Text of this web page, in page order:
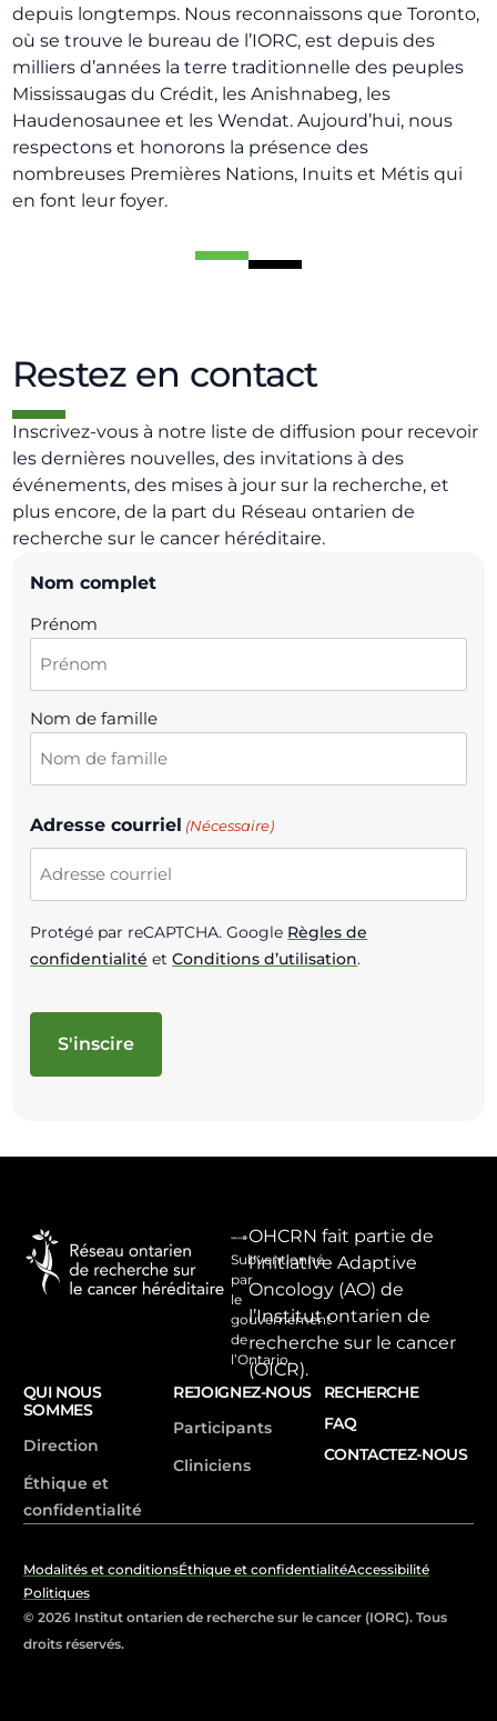
depuis longtemps. Nous reconnaissons que Toronto,
où se trouve le bureau de l’IORC, est depuis des
milliers d’années la terre traditionnelle des peuples
Mississaugas du Crédit, les Anishnabeg, les
Haudenosaunee et les Wendat. Aujourd’hui, nous
respectons et honorons la présence des
nombreuses Premières Nations, Inuits et Métis qui
en font leur foyer.
Restez en contact
Inscrivez-vous à notre liste de diffusion pour recevoir
les dernières nouvelles, des invitations à des
événements, des mises à jour sur la recherche, et
plus encore, de la part du Réseau ontarien de
recherche sur le cancer héréditaire.
Nom complet
Prénom
Nom de famille
Adresse courriel (Nécessaire)
Protégé par reCAPTCHA. Google Règles de
confidentialité etConditions d’utilisation.
Subventionné
par
le
gouvernement
de
l’Ontario.
OHCRN fait partie de
l’initiative Adaptive
Oncology (AO) de
l’Institut ontarien de
recherche sur le cancer
(OICR).
QUI NOUS
SOMMES
Direction
Éthique et
confidentialité
REJOIGNEZ-NOUS
Participants
Cliniciens
RECHERCHE
FAQ
CONTACTEZ-NOUS
Modalités et conditionsÉthique et confidentialitéAccessibilité
Politiques
© 2026 Institut ontarien de recherche sur le cancer (IORC). Tous
droits réservés.